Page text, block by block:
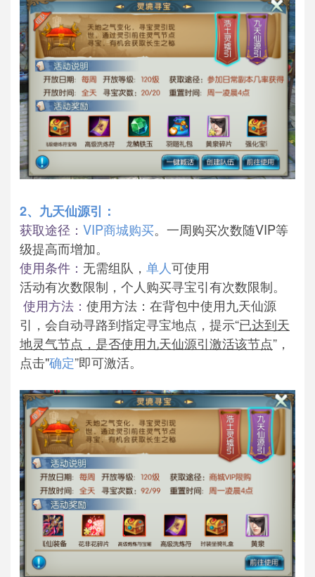
2、九天仙源引：
获取途径： VIP商城购买。一周购买次数随VIP等
级提高而增加。
使用条件： 无需组队， 单人可使用
活动有次数限制，个人购买寻宝引有次数限制。
使用方法： 使用方法：在背包中使用九天仙源
引，会自动寻路到指定寻宝地点，提示“已达到天
地灵气节点，是否使用九天仙源引激活该节点”，
点击"确定”即可激活。